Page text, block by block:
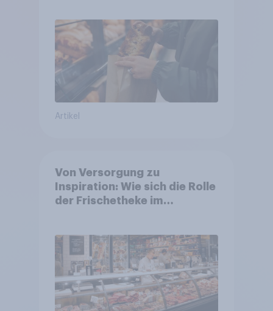
Artikel
Von Versorgung zu
Inspiration: Wie sich die Rolle
der Frischetheke im